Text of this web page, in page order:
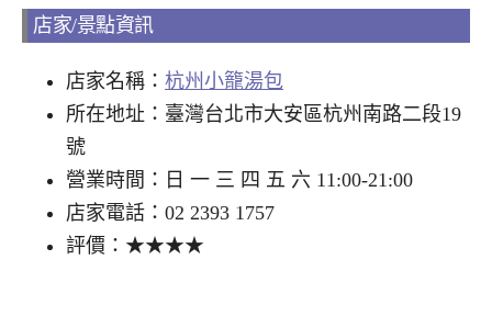
店家/景點資訊
店家名稱： 杭州小籠湯包
所在地址：臺灣台北市大安區杭州南路二段19
號
營業時間：日 一 三 四 五 六 11:00-21:00
店家電話：02 2393 1757
評價：★★★★